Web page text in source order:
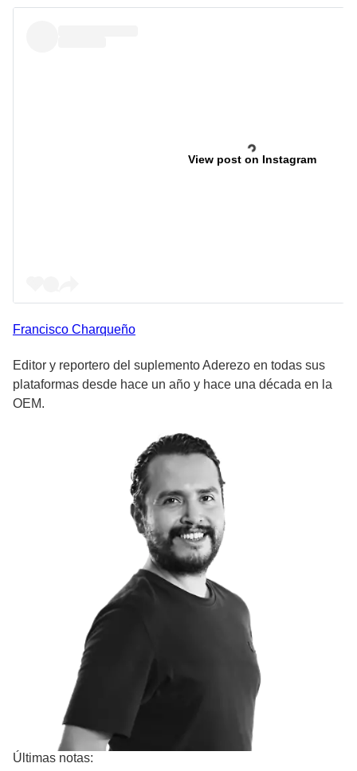
View post on Instagram
Francisco Charqueño
Editor y reportero del suplemento Aderezo en todas sus
plataformas desde hace un año y hace una década en la
OEM.
Últimas notas: